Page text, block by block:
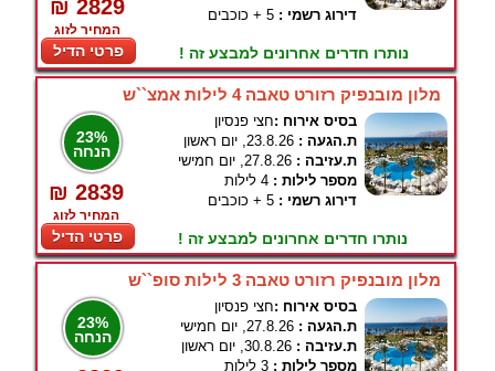
₪ 2829
המחיר לזוג
פרטי הדיל
דירוג רשמי : 5 + כוכבים
נותרו חדרים אחרונים למבצע זה !
מלון מובנפיק רזורט טאבה 4 לילות אמצ``ש
23%
הנחה
₪ 2839
המחיר לזוג
פרטי הדיל
בסיס אירוח :חצי פנסיון
ת.הגעה : 23.8.26, יום ראשון
ת.עזיבה : 27.8.26, יום חמישי
מספר לילות : 4 לילות
דירוג רשמי : 5 + כוכבים
נותרו חדרים אחרונים למבצע זה !
מלון מובנפיק רזורט טאבה 3 לילות סופ``ש
23%
הנחה
בסיס אירוח :חצי פנסיון
ת.הגעה : 27.8.26, יום חמישי
ת.עזיבה : 30.8.26, יום ראשון
מספר לילות : 3 לילות